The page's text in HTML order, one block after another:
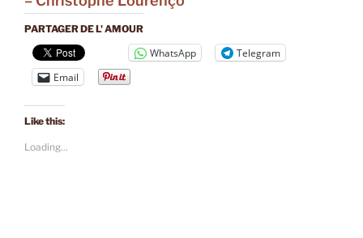
PARTAGER DE L' AMOUR
WhatsApp
Telegram
Email
Like this:
Loading...